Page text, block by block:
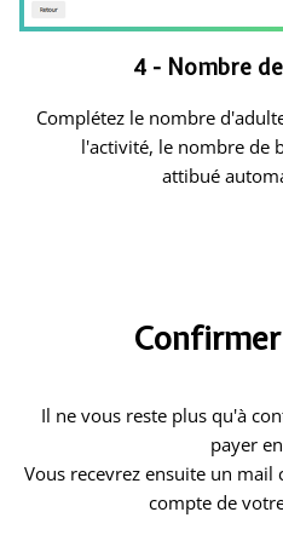
4 - Nombre
Complétez le nombre
l'activité, le nombre de
attibué
Il ne vous reste plus qu'à
payer
Vous recevrez ensuite un
compte de